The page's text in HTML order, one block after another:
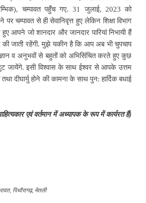
चम्पावत पहुँच गए. 31 जुलाई, 2023 को
पर चम्पावत से ही सेवानिवृत्त हुए लेकिन शिक्षा विभाग
हुए आपने जो शानदार और जानदार पारियां निभायी हैं
जाती रहेंगी. मुझे यकीन है कि आप अब भी चुपचाप
व अनुभवों से बहुतों को अभिसिंचित करते हुए कुछ
इसी विश्वास के साथ ईश्वर से आपके उत्तम
दीघार्यु होने की कामना के साथ पुन: हार्दिक बधाई
एवं वर्तमान में अध्यापक के रूप में कार्यरत हैं)
, पिथौरागढ़, मेतली